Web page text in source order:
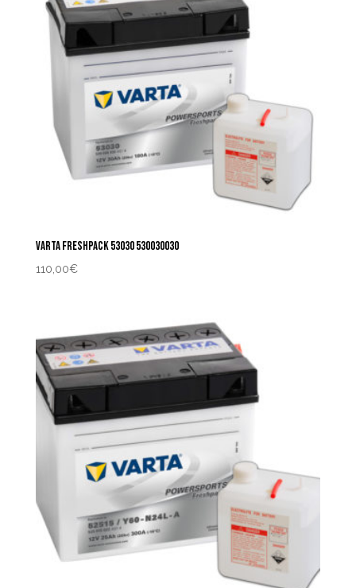
VARTA FRESHPACK 53030 530030030
110,00€